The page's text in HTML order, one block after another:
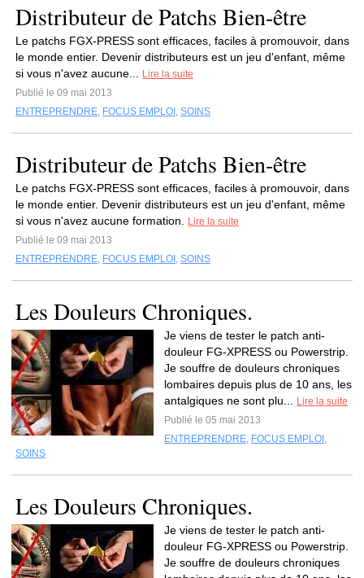
Distributeur de Patchs Bien-être
Le patchs FGX-PRESS sont efficaces, faciles à promouvoir, dans
le monde entier. Devenir distributeurs est un jeu d'enfant, même
si vous n'avez aucune...
Lire la suite
Publié le 09 mai 2013
ENTREPRENDRE, FOCUS EMPLOI , SOINS
Distributeur de Patchs Bien-être
Le patchs FGX-PRESS sont efficaces, faciles à promouvoir, dans
le monde entier. Devenir distributeurs est un jeu d'enfant, même
si vous n'avez aucune formation.
Lire la suite
Publié le 09 mai 2013
ENTREPRENDRE, FOCUS EMPLOI , SOINS
Les Douleurs Chroniques.
Je viens de tester le patch anti-
douleur FG-XPRESS ou Powerstrip.
Je souffre de douleurs chroniques
lombaires depuis plus de 10 ans, les
antalgiques ne sont plu...
Lire la suite
Publié le 05 mai 2013
ENTREPRENDRE, FOCUS EMPLOI ,
SOINS
Les Douleurs Chroniques.
Je viens de tester le patch anti-
douleur FG-XPRESS ou Powerstrip.
Je souffre de douleurs chroniques